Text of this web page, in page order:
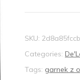
SKU:
Categories:
Tags: garnek z